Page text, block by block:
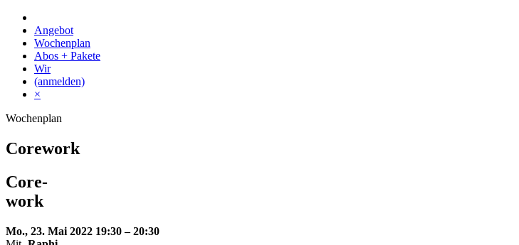
Skip
content
Angebot
Wochenplan
Abos + Pakete
Wir
(anmelden)
×
Wochenplan
Corework
Core-
work
Mo., 23. Mai 2022 19:30 – 20:30